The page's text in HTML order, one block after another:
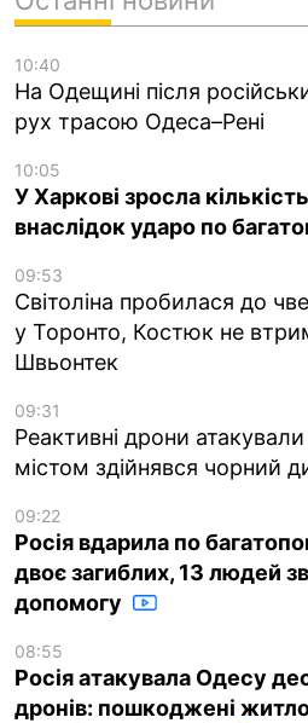
10:40
На Одещині після
рух трасою Одеса–Рені
10:05
У Харкові зросла
внаслідок ударо по
09:53
Світоліна пробилася до
у Торонто, Костюк не
Швьонтек
09:31
Реактивні дрони
містом здійнявся чорний
09:22
Росія вдарила по
двоє загиблих, 13 людей
допомогу
08:55
Росія атакувала Одесу
дронів: пошкоджені